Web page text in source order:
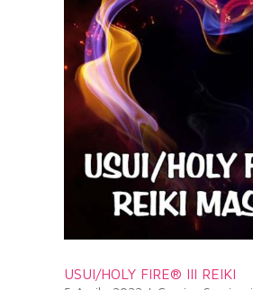
USUI/HOLY FIRE® III REIKI